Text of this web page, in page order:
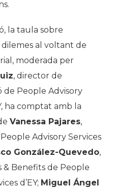
la taula sobre
dilemes al voltant de
moderada per
, director de
de People Advisory
ha comptat amb la
Vanessa Pajares,
Advisory Services
González-Quevedo,
& Benefits de People
d’EY; Miguel Ángel